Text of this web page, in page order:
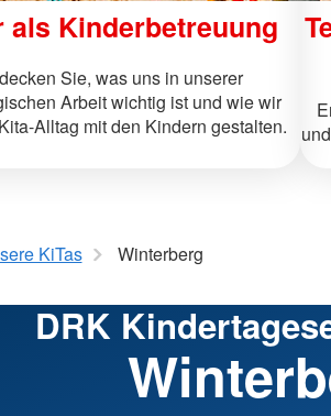
als Kinderbetreuung
Sie, was uns in unserer
Arbeit wichtig ist und wie wir
Alltag mit den Kindern gestalten.
KiTas Winterberg
DRK